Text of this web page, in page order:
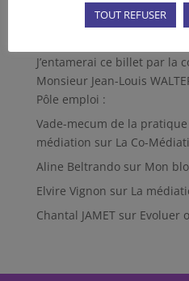
J’entamerai ce billet par la
Monsieur Jean-Louis
Pôle emploi :
Vade-mecum de la
médiation sur La Co-
Aline Beltrandosur Mon
Elvire Vignon sur La
Chantal JAMETsur Evoluer
TOUT REFUSER